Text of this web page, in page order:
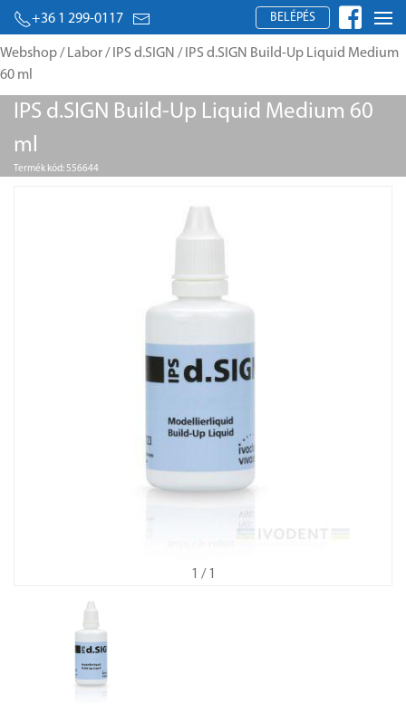
+36 1 299-0117 BELÉPÉS
Webshop/ Labor/ IPS d.SIGN / IPS d.SIGN Build-Up Liquid Medium
60 ml
IPS d.SIGN Build-Up Liquid Medium 60
ml
Termék kód: 556644
1 / 1